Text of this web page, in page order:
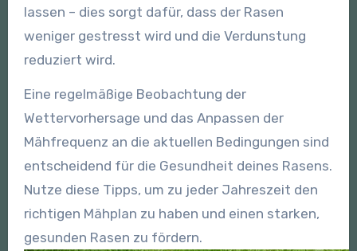
lassen – dies sorgt dafür, dass der Rasen
weniger gestresst wird und die Verdunstung
reduziert wird.
Eine regelmäßige Beobachtung der
Wettervorhersage und das Anpassen der
Mähfrequenz an die aktuellen Bedingungen sind
entscheidend für die Gesundheit deines Rasens.
Nutze diese Tipps, um zu jeder Jahreszeit den
richtigen Mähplan zu haben und einen starken,
gesunden Rasen zu fördern.